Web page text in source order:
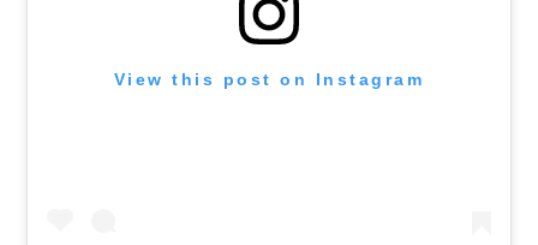
View this post on Instagram